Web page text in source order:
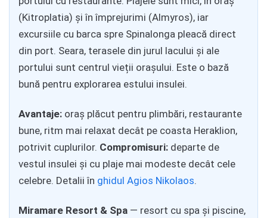
(Kitroplatia) și în împrejurimi (Almyros), iar
excursiile cu barca spre Spinalonga pleacă direct
din port. Seara, terasele din jurul lacului și ale
portului sunt centrul vieții orașului. Este o bază
bună pentru explorarea estului insulei.
Avantaje: oraș plăcut pentru plimbări, restaurante
bune, ritm mai relaxat decât pe coasta Heraklion,
potrivit cuplurilor. Compromisuri: departe de
vestul insulei și cu plaje mai modeste decât cele
celebre. Detalii în ghidul Agios Nikolaos.
Miramare Resort & Spa — resort cu spa și piscine,